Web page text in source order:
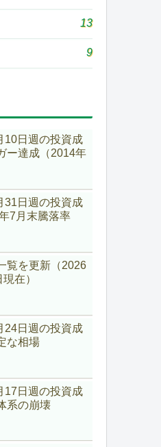
13
9
10日週の投資成
ー達成（2014年
31日週の投資成
7月末騰落率
覧を更新（2026
在）
24日週の投資成
な相場
17日週の投資成
系の崩壊